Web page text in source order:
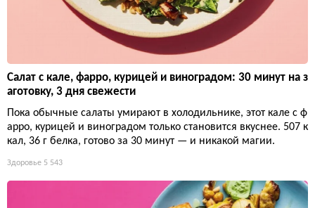
Салат с кале, фарро, курицей и виноградом: 30 минут на з
аготовку, 3 дня свежести
Пока обычные салаты умирают в холодильнике, этот кале с ф
арро, курицей и виноградом только становится вкуснее. 507 к
кал, 36 г белка, готово за 30 минут — и никакой магии.
Здоровье 5 543